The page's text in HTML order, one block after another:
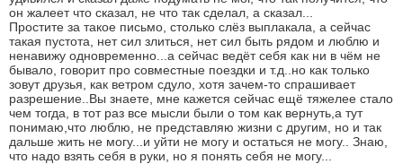
он жалеет что сказал, не что так сделал, а сказал...
Простите за такое письмо, столько слёз выплакала, а сейчас
такая пустота, нет сил злиться, нет сил быть рядом и люблю и
ненавижу одновременно...а сейчас ведёт себя как ни в чём не
бывало, говорит про совместные поездки и т.д..но как только
зовут друзья, как ветром сдуло, хотя зачем-то спрашивает
разрешение..Вы знаете, мне кажется сейчас ещё тяжелее стало
чем тогда, в тот раз все мысли были о том как вернуть,а тут
понимаю,что люблю, не представляю жизни с другим, но и так
дальше жить не могу...и уйти не могу и остаться не могу.. Знаю,
что надо взять себя в руки, но я понять себя не могу...